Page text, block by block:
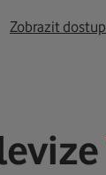
Zobrazit